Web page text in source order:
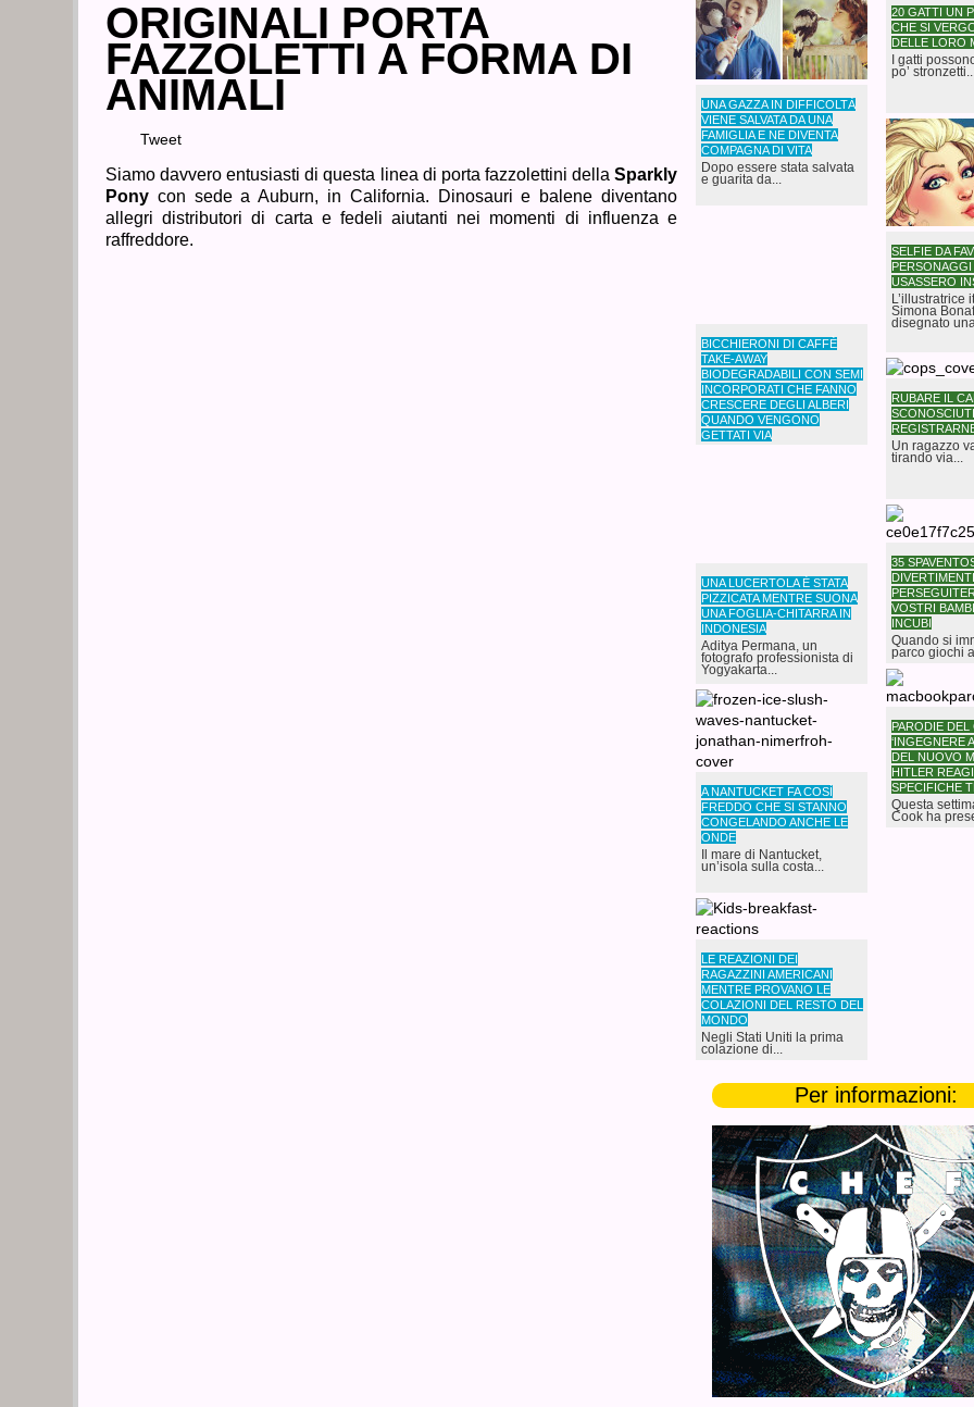
ORIGINALI PORTA
FAZZOLETTI A FORMA DI
ANIMALI
Tweet
Siamo davvero entusiasti di questa linea di porta fazzolettini della Sparkly
Pony con sede a Auburn, in California. Dinosauri e balene diventano
allegri distributori di carta e fedeli aiutanti nei momenti di influenza e
raffreddore.
UNA GAZZA IN DIFFICOLTÀ
VIENE SALVATA DA UNA
FAMIGLIA E NE DIVENTA
COMPAGNA DI VITA
Dopo essere stata salvata
e guarita da...
BICCHIERONI DI CAFFÈ
TAKE-AWAY
BIODEGRADABILI CON SEMI
INCORPORATI CHE FANNO
CRESCERE DEGLI ALBERI
QUANDO VENGONO
GETTATI VIA
UNA LUCERTOLA È STATA
PIZZICATA MENTRE SUONA
UNA FOGLIA-CHITARRA IN
INDONESIA
Aditya Permana, un
fotografo professionista di
Yogyakarta...
A NANTUCKET FA COSÌ
FREDDO CHE SI STANNO
CONGELANDO ANCHE LE
ONDE
Il mare di Nantucket,
un’isola sulla costa...
LE REAZIONI DEI
RAGAZZINI AMERICANI
MENTRE PROVANO LE
COLAZIONI DEL RESTO DEL
MONDO
Negli Stati Uniti la prima
colazione di...
20 GATTI UN
CHE SI
DELLE LORO
I gatti
po’
SELFIE DA
USASSERO
L’illustratrice
Simona
disegnato
RUBARE IL
Un ragazzo
tirando via...
35
VOSTRI
INCUBI
Quando si
parco giochi
PARODIE
‘INGEGNERE
DEL NUOVO
HITLER
SPECIFICHE
Questa
Cook ha
Per informazioni:
×